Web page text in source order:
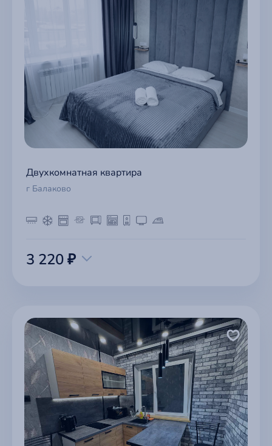
Двухкомнатная квартира
г Балаково
3 220 ₽